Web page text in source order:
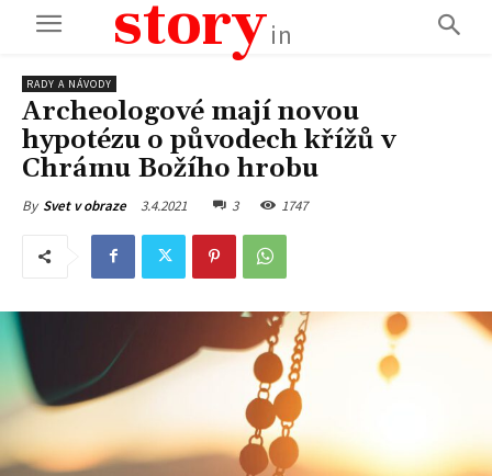
storyin
RADY A NÁVODY
Archeologové mají novou
hypotézu o původech křížů v
Chrámu Božího hrobu
By Svet v obraze 3.4.2021 3 1747